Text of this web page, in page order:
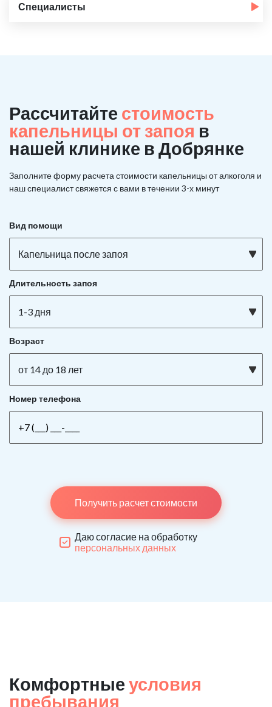
Специалисты
Рассчитайте стоимость
капельницы от запоя в
нашей клинике в Добрянке
Заполните форму расчета стоимости капельницы от алкоголя и
наш специалист свяжется с вами в течении 3-х минут
Вид помощи
Капельница после запоя
Длительность запоя
1-3 дня
Возраст
от 14 до 18 лет
Номер телефона
Получить расчет стоимости
Даю согласие на обработку
персональных данных
Комфортные условия
пребывания